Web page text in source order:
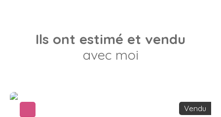
Ils ont estimé et vendu
avec moi
Vendu